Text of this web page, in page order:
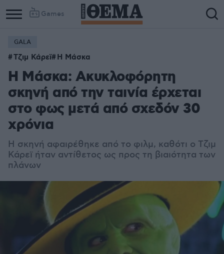
Games
Column
1
Column
2
GALA
Τζιμ Κάρεϊ Η Μάσκα
Η Μάσκα: Ακυκλοφόρητη
σκηνή από την ταινία έρχεται
στο φως μετά από σχεδόν 30
χρόνια
Η σκηνή αφαιρέθηκε από το φιλμ, καθότι ο Τζιμ
Κάρεϊ ήταν αντίθετος ως προς τη βιαιότητα των
πλάνων